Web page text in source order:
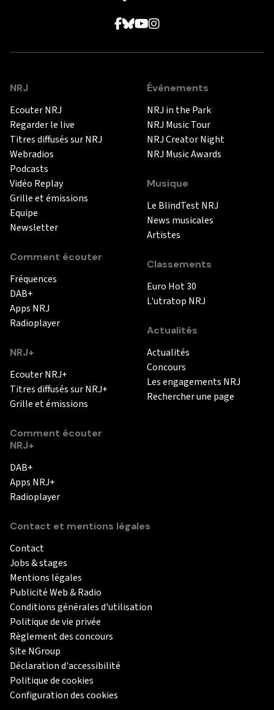
NRJ
Ecouter NRJ
Regarder le live
Titres diffusés sur NRJ
Webradios
Podcasts
Vidéo Replay
Grille et émissions
Equipe
Newsletter
Comment écouter
Fréquences
DAB+
Apps NRJ
Radioplayer
NRJ+
Ecouter NRJ+
Titres diffusés sur NRJ+
Grille et émissions
Comment écouter
NRJ+
DAB+
Apps NRJ+
Radioplayer
Événements
NRJ in the Park
NRJ Music Tour
NRJ Creator Night
NRJ Music Awards
Musique
Le BlindTest NRJ
News musicales
Artistes
Classements
Euro Hot 30
L'utratop NRJ
Actualités
Actualités
Concours
Les engagements NRJ
Rechercher une page
Contact et mentions légales
Contact
Jobs & stages
Mentions légales
Publicité Web & Radio
Conditions générales d'utilisation
Politique de vie privée
Règlement des concours
Site NGroup
Déclaration d'accessibilité
Politique de cookies
Configuration des cookies